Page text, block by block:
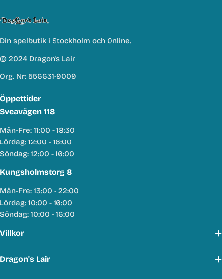
Din spelbutik i Stockholm och Online.
© 2024 Dragon's Lair
Org. Nr: 556631-9009
Öppettider
Sveavägen 118
Mån-Fre: 11:00 - 18:30
Lördag: 12:00 - 16:00
Söndag: 12:00 - 16:00
Kungsholmstorg 8
Mån-Fre: 13:00 - 22:00
Lördag: 10:00 - 16:00
Söndag: 10:00 - 16:00
Villkor
Dragon's Lair